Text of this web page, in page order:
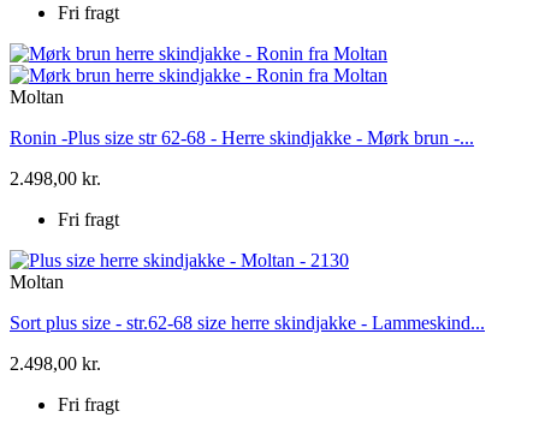
Fri fragt
Moltan
Ronin -Plus size str 62-68 - Herre skindjakke - Mørk brun -...
2.498,00 kr.
Fri fragt
Moltan
Sort plus size - str.62-68 size herre skindjakke - Lammeskind...
2.498,00 kr.
Fri fragt